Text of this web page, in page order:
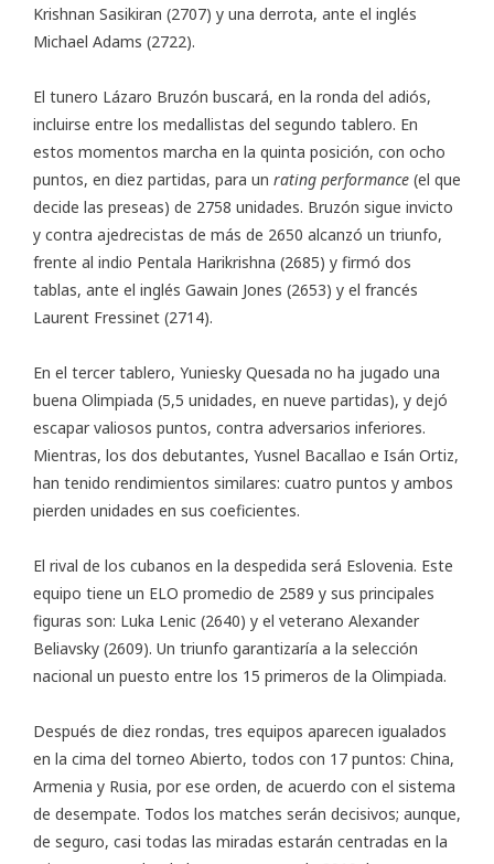
Krishnan Sasikiran (2707) y una derrota, ante el inglés
Michael Adams (2722).
El tunero Lázaro Bruzón buscará, en la ronda del adiós,
incluirse entre los medallistas del segundo tablero. En
estos momentos marcha en la quinta posición, con ocho
puntos, en diez partidas, para un rating performance (el que
decide las preseas) de 2758 unidades. Bruzón sigue invicto
y contra ajedrecistas de más de 2650 alcanzó un triunfo,
frente al indio Pentala Harikrishna (2685) y firmó dos
tablas, ante el inglés Gawain Jones (2653) y el francés
Laurent Fressinet (2714).
En el tercer tablero, Yuniesky Quesada no ha jugado una
buena Olimpiada (5,5 unidades, en nueve partidas), y dejó
escapar valiosos puntos, contra adversarios inferiores.
Mientras, los dos debutantes, Yusnel Bacallao e Isán Ortiz,
han tenido rendimientos similares: cuatro puntos y ambos
pierden unidades en sus coeficientes.
El rival de los cubanos en la despedida será Eslovenia. Este
equipo tiene un ELO promedio de 2589 y sus principales
figuras son: Luka Lenic (2640) y el veterano Alexander
Beliavsky (2609). Un triunfo garantizaría a la selección
nacional un puesto entre los 15 primeros de la Olimpiada.
Después de diez rondas, tres equipos aparecen igualados
en la cima del torneo Abierto, todos con 17 puntos: China,
Armenia y Rusia, por ese orden, de acuerdo con el sistema
de desempate. Todos los matches serán decisivos; aunque,
de seguro, casi todas las miradas estarán centradas en la